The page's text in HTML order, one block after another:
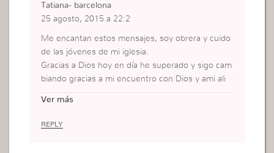
Tatiana- barcelona
25 agosto, 2015 a 22:2
Me encantan estos mensajes, soy obrera y cuido
de las jóvenes de mi iglesia.
Gracias a Dios hoy en día he superado y sigo cam
biando gracias a mi encuentro con Dios y ami ali
Ver más
REPLY